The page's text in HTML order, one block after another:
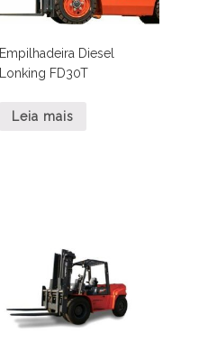
Empilhadeira Diesel
Lonking FD30T
Leia mais